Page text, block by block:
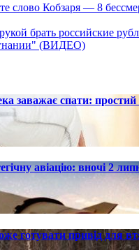
слово Кобзаря — 8
брать российские
(ВИДЕО)
заважає спати:
авіацію: вночі 2
готувати привід для